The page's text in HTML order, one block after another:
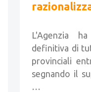
L'Agenzia
definitiva di
provinciali
segnando il
…